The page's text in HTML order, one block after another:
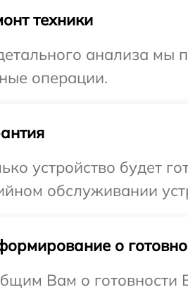
техники
анализа мы
операции.
устройство будет
обслуживании
о
Вам о готовности